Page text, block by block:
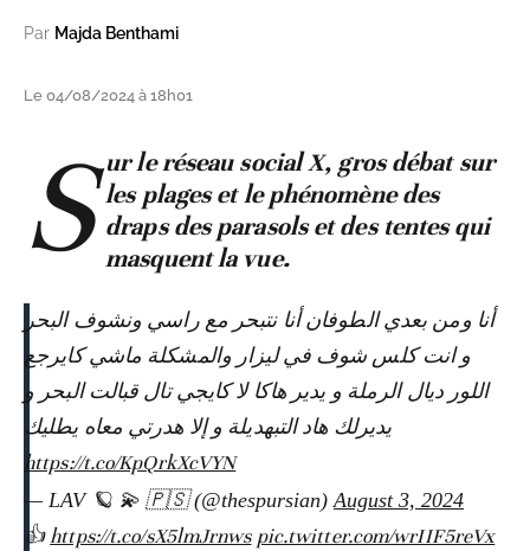
Par Majda Benthami
Le 04/08/2024 à 18h01
S ur le réseau social X, gros débat sur
les plages et le phénomène des
draps des parasols et des tentes qui
masquent la vue.
أنا ومن بعدي الطوفان أنا نتبحر مع راسي ونشوف البحر
و انت كلس شوف في ليزار والمشكلة ماشي كايرجع
اللور ديال الرملة و يدير هاكا لا كايجي تال قبالت البحر و
يديرلك هاد التبهديلة و إلا هدرتي معاه يطليك
https://t.co/KpQrkXcVYN
— LAV 🪐 💫 🇵🇸 (@thespursian)August 3, 2024
👍https://t.co/sX5lmJrnws pic.twitter.com/wrIIF5reVx